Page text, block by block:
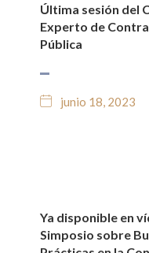
NOTICIAS Y BLOG
Última sesión del
Experto de
Pública
junio 18, 2023
NOTICIAS Y BLOG
Ya disponible en
Simposio sobre